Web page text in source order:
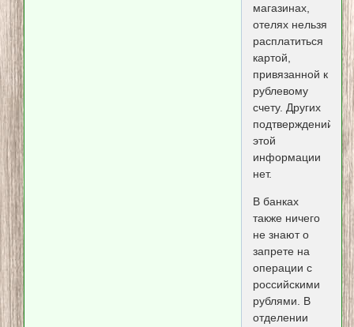
магазинах,
отелях нельзя
расплатиться
картой,
привязанной к
рублевому
счету. Других
подтверждений
этой
информации
нет.
В банках
также ничего
не знают о
запрете на
операции с
российскими
рублями. В
отделении